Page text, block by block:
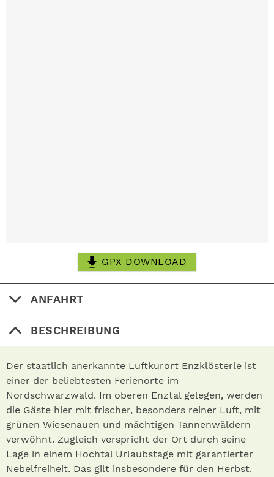
GPX DOWNLOAD
ANFAHRT
BESCHREIBUNG
Der staatlich anerkannte Luftkurort Enzklösterle ist
einer der beliebtesten Ferienorte im
Nordschwarzwald. Im oberen Enztal gelegen, werden
die Gäste hier mit frischer, besonders reiner Luft, mit
grünen Wiesenauen und mächtigen Tannenwäldern
verwöhnt. Zugleich verspricht der Ort durch seine
Lage in einem Hochtal Urlaubstage mit garantierter
Nebelfreiheit. Das gilt insbesondere für den Herbst.